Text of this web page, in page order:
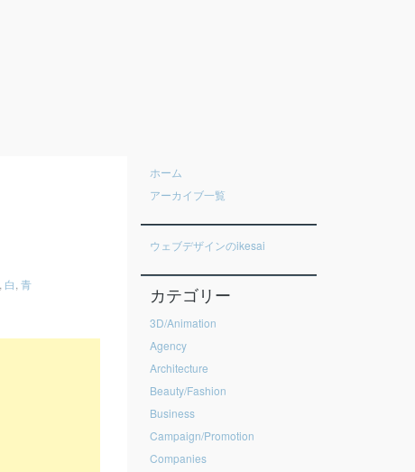
ホーム
アーカイブ一覧
ウェブデザインのikesai
カテゴリー
3D/Animation
Agency
Architecture
Beauty/Fashion
Business
Campaign/Promotion
Companies
白 青